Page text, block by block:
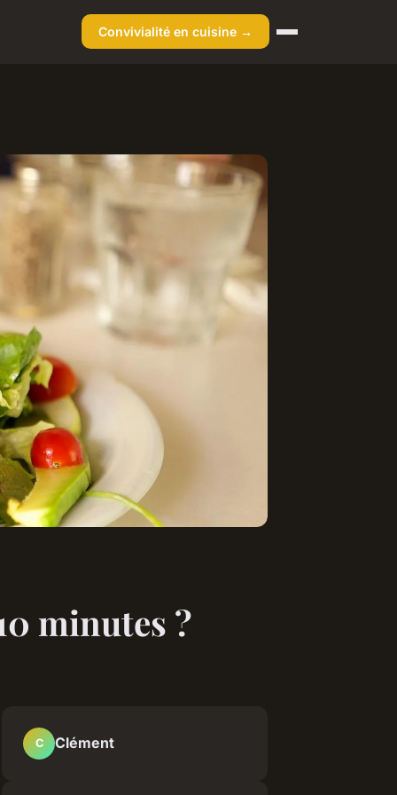
Convivialité en cuisine →
minutes ?
C Clément